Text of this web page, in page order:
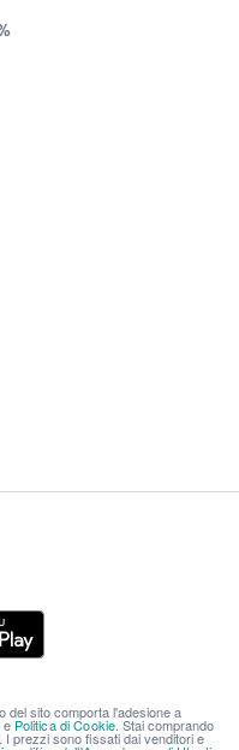
del sito comporta l'adesione a
e Politica di Cookie. Stai comprando
I prezzi sono fissati dai venditori e